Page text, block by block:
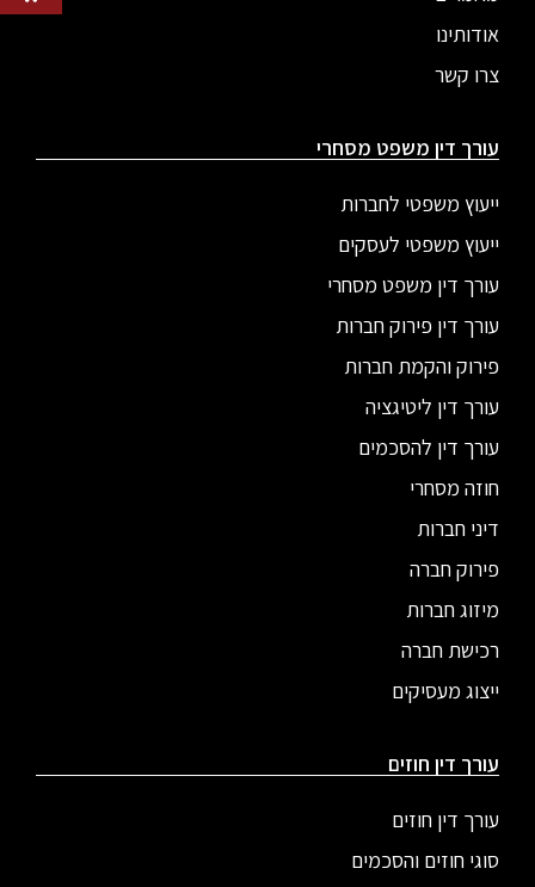
אודותינו
צרו קשר
עורך דין משפט מסחרי
ייעוץ משפטי לחברות
ייעוץ משפטי לעסקים
עורך דין משפט מסחרי
עורך דין פירוק חברות
פירוק והקמת חברות
עורך דין ליטיגציה
עורך דין להסכמים
חוזה מסחרי
דיני חברות
פירוק חברה
מיזוג חברות
רכישת חברה
ייצוג מעסיקים
עורך דין חוזים
עורך דין חוזים
סוגי חוזים והסכמים